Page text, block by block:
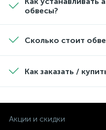
обвесы?
Сколько стоит
Как заказать /
Акции и скидки